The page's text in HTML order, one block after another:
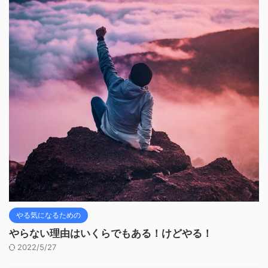
やる気になるための
やらない理由はいくらでもある！けどやる！
2022/5/27